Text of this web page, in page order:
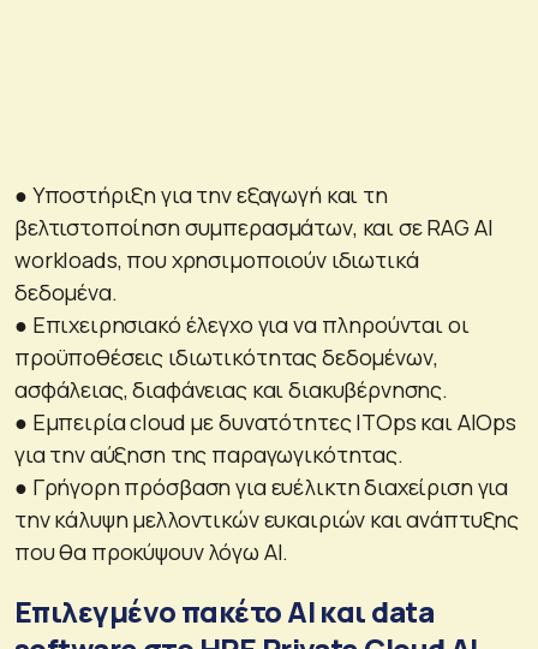
● Υποστήριξη για την εξαγωγή και τη
βελτιστοποίηση συμπερασμάτων, και σε RAG AI
workloads, που χρησιμοποιούν ιδιωτικά
δεδομένα.
● Επιχειρησιακό έλεγχο για να πληρούνται οι
προϋποθέσεις ιδιωτικότητας δεδομένων,
ασφάλειας, διαφάνειας και διακυβέρνησης.
● Εμπειρία cloud με δυνατότητες ITOps και AIOps
για την αύξηση της παραγωγικότητας.
● Γρήγορη πρόσβαση για ευέλικτη διαχείριση για
την κάλυψη μελλοντικών ευκαιριών και ανάπτυξης
που θα προκύψουν λόγω ΑΙ.
Επιλεγμένο πακέτο AI και data